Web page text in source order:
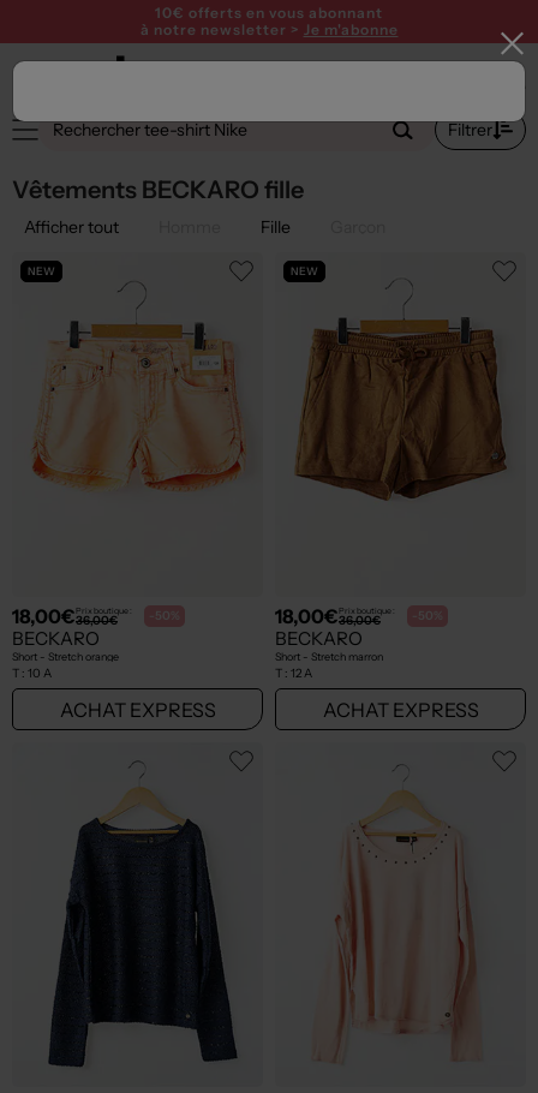
10€ offerts en vous abonnant
à notre newsletter > Je m'abonne
Filtrer
Vêtements BECKARO fille
Afficher tout Fille
NEW
18,00€Prix boutique :
36,00€ -50%
BECKARO
Short - Stretch orange
T : 10 A
ACHAT EXPRESS
NEW
18,00€Prix boutique :
36,00€ -50%
BECKARO
Short - Stretch marron
T : 12 A
ACHAT EXPRESS